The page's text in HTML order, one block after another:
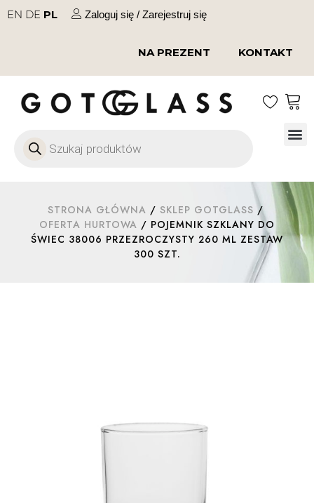
EN DE PL Zaloguj się / Zarejestruj się
NA PREZENT KONTAKT
STRONA GŁÓWNA / SKLEP GOTGLASS /
OFERTA HURTOWA / POJEMNIK SZKLANY DO
ŚWIEC 38006 PRZEZROCZYSTY 260 ML ZESTAW
300 SZT.